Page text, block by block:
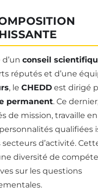
conseil
réputés et d’une
, le CHEDD est dirigé
permanent. Ce
de mission, travaille
qualifiées
d’activité.
diversité de
sur les questions